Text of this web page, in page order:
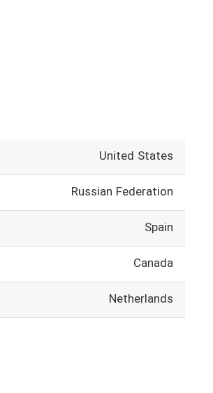
United States
Russian Federation
Spain
Canada
Netherlands